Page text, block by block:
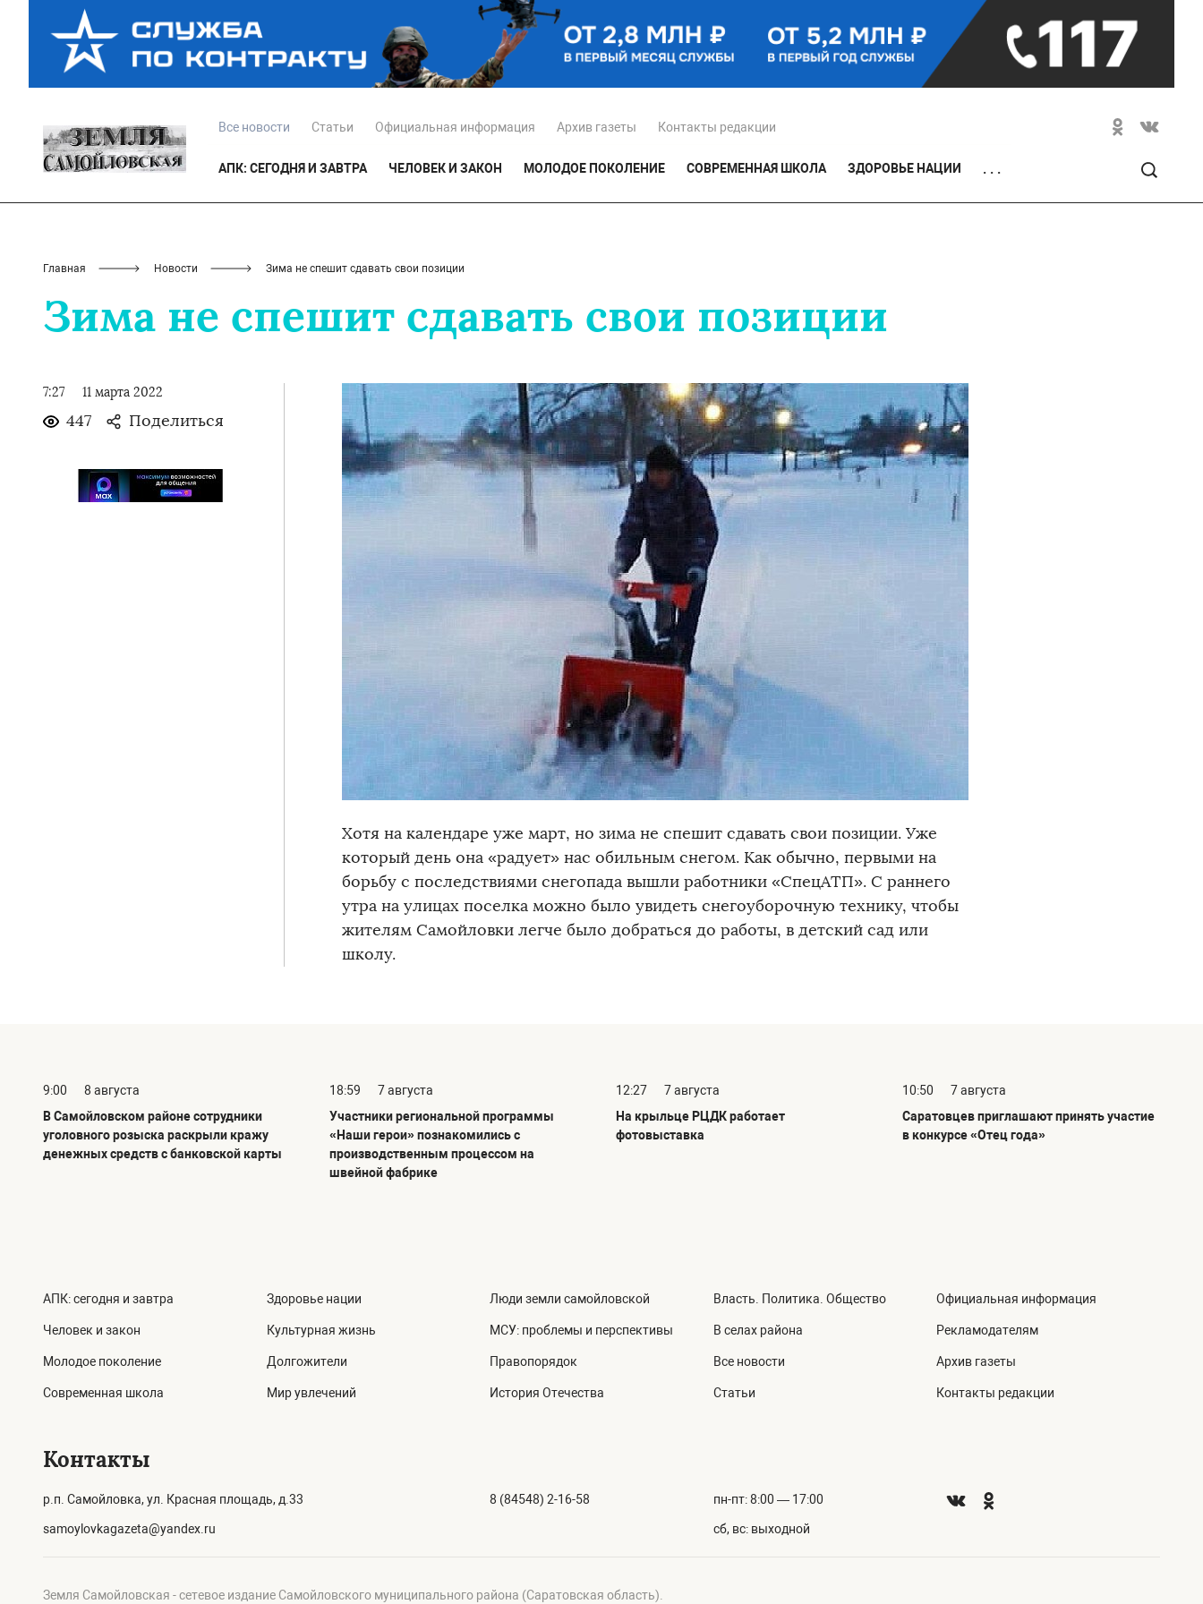
Все новости Статьи Официальная информация Архив газеты Контакты редакции
АПК: СЕГОДНЯ И ЗАВТРА ЧЕЛОВЕК И ЗАКОН МОЛОДОЕ ПОКОЛЕНИЕ СОВРЕМЕННАЯ ШКОЛА ЗДОРОВЬЕ НАЦИИ . . .
Главная Новости Зима не спешит сдавать свои позиции
Зима не спешит сдавать свои позиции
7:27 11 марта 2022
447 Поделиться
Хотя на календаре уже март, но зима не спешит сдавать свои позиции. Уже
который день она «радует» нас обильным снегом. Как обычно, первыми на
борьбу с последствиями снегопада вышли работники «СпецАТП». С раннего
утра на улицах поселка можно было увидеть снегоуборочную технику, чтобы
жителям Самойловки легче было добраться до работы, в детский сад или
школу.
9:00
8 августа
В Самойловском районе сотрудники
уголовного розыска раскрыли кражу
денежных средств с банковской карты
18:59
7 августа
Участники региональной программы
«Наши герои» познакомились с
производственным процессом на
швейной фабрике
12:27
7 августа
На крыльце РЦДК работает
фотовыставка
10:50
7 августа
Саратовцев приглашают принять участие
в конкурсе «Отец года»
АПК: сегодня и завтра
Человек и закон
Молодое поколение
Современная школа
Здоровье нации
Культурная жизнь
Долгожители
Мир увлечений
Люди земли самойловской
МСУ: проблемы и перспективы
Правопорядок
История Отечества
Власть. Политика. Общество
В селах района
Все новости
Статьи
Официальная информация
Рекламодателям
Архив газеты
Контакты редакции
Контакты
р.п. Самойловка, ул. Красная площадь, д.33
samoylovkagazeta@yandex.ru
8 (84548) 2-16-58 пн-пт: 8:00 — 17:00
сб, вс: выходной
Земля Самойловская - сетевое издание Самойловского муниципального района (Саратовская область).